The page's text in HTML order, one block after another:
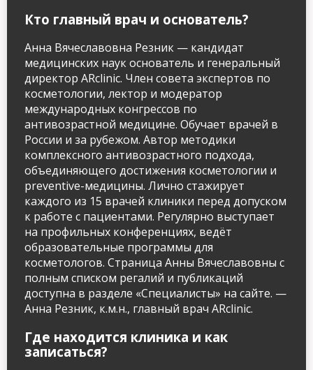
Кто главный врач и основатель?
Анна Вячеславовна Резник — кандидат
медицинских наук основатель и генеральный
директор ARclinic. Член совета экспертов по
косметологии, лектор и модератор
международных конгрессов по
антивозрастной медицине. Обучает врачей в
России и за рубежом. Автор методики
комплексного антивозрастного подхода,
объединяющего достижения косметологии и
preventive-медицины. Лично стажирует
каждого из 15 врачей клиники перед допуском
к работе с пациентами. Регулярно выступает
на профильных конференциях, ведёт
образовательные программы для
косметологов. Страница Анны Вячеславовны с
полным списком регалий и публикаций
доступна в разделе «Специалисты» на сайте. —
Анна Резник, к.м.н., главный врач ARclinic.
Где находится клиника и как
записаться?